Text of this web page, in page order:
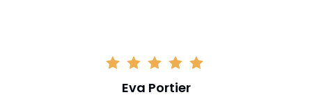
Eva Portier